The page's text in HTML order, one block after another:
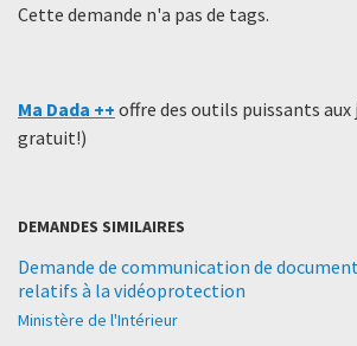
Cette demande n'a pas de tags.
Ma Dada ++ offre des outils puissants
gratuit!)
DEMANDES SIMILAIRES
Demande de communication de
relatifs à la vidéoprotection
Ministère de l'Intérieur